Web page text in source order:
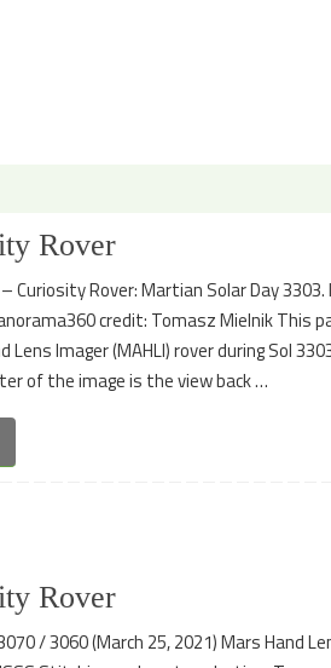
Rover
Curiosity Rover: Martian Solar Day
credit: Tomasz Mielnik This
Lens Imager (MAHLI) rover during Sol
of the image is the view back …
Rover
/ 3060 (March 25, 2021) Mars Hand